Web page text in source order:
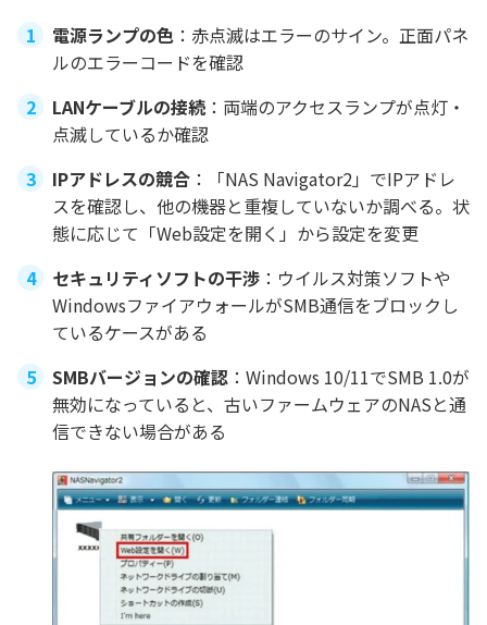
電源ランプの色 ：赤点滅はエラーのサイン。正面パネ
ルのエラーコードを確認
LANケーブルの接続：両端のアクセスランプが点灯・
点滅しているか確認
IPアドレスの競合 ：「NAS Navigator2」でIPアドレ
スを確認し、他の機器と重複していないか調べる。状
態に応じて「Web設定を開く」から設定を変更
セキュリティソフトの干渉 ：ウイルス対策ソフトや
WindowsファイアウォールがSMB通信をブロックし
ているケースがある
SMBバージョンの確認 ：Windows 10/11でSMB 1.0が
無効になっていると、古いファームウェアのNASと通
信できない場合がある